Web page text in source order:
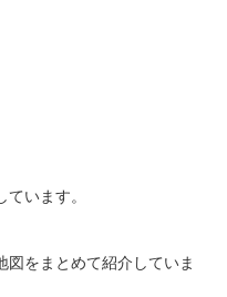
います。
をまとめて紹介していま